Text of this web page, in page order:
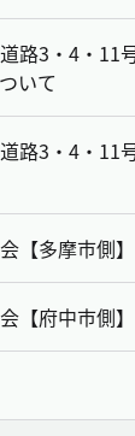
路3・4・11
いて
路3・4・11
【多摩市側】
【府中市側】